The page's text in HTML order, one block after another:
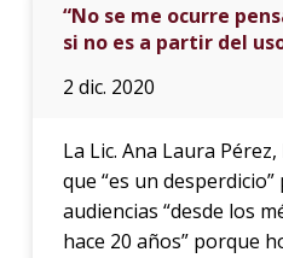
“No se me ocurre
si no es a partir del
2 dic. 2020
La Lic. Ana Laura
que “es un
audiencias “desde los
hace 20 años” porque